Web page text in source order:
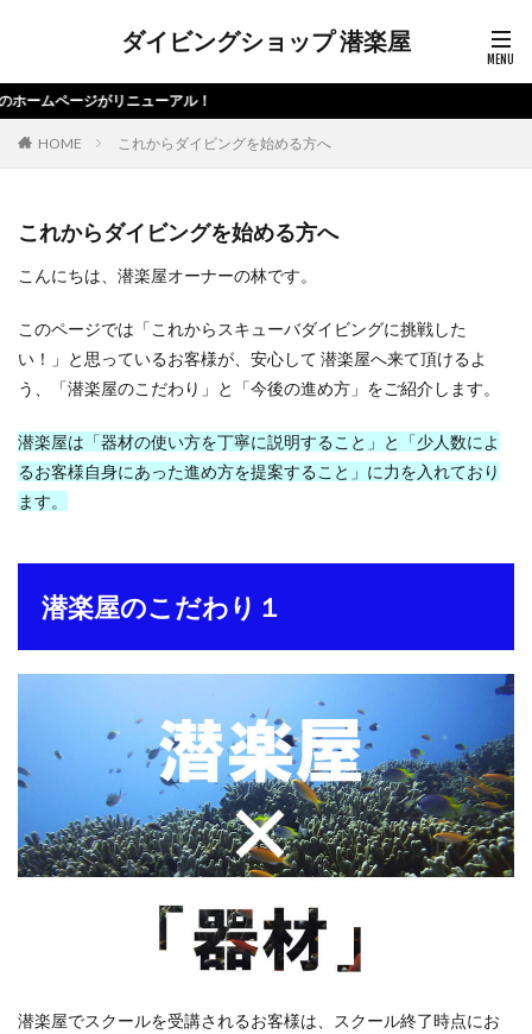
ダイビングショップ 潜楽屋
ジがリニューアル！
HOME これからダイビングを始める方へ
これからダイビングを始める方へ
こんにちは、潜楽屋オーナーの林です。
このページでは「これからスキューバダイビングに挑戦した
い！」と思っているお客様が、安心して 潜楽屋へ来て頂けるよ
う、「潜楽屋のこだわり」と「今後の進め方」をご紹介します。
潜楽屋は「器材の使い方を丁寧に説明すること」と「少人数によ
るお客様自身にあった進め方を提案すること」に力を入れており
ます。
潜楽屋のこだわり１
潜楽屋でスクールを受講されるお客様は、スクール終了時点にお